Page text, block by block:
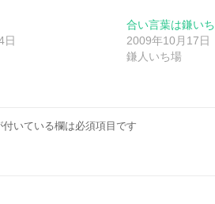
日
合い言葉は鎌いち
2009年10月17日
鎌人いち場
付いている欄は必須項目です